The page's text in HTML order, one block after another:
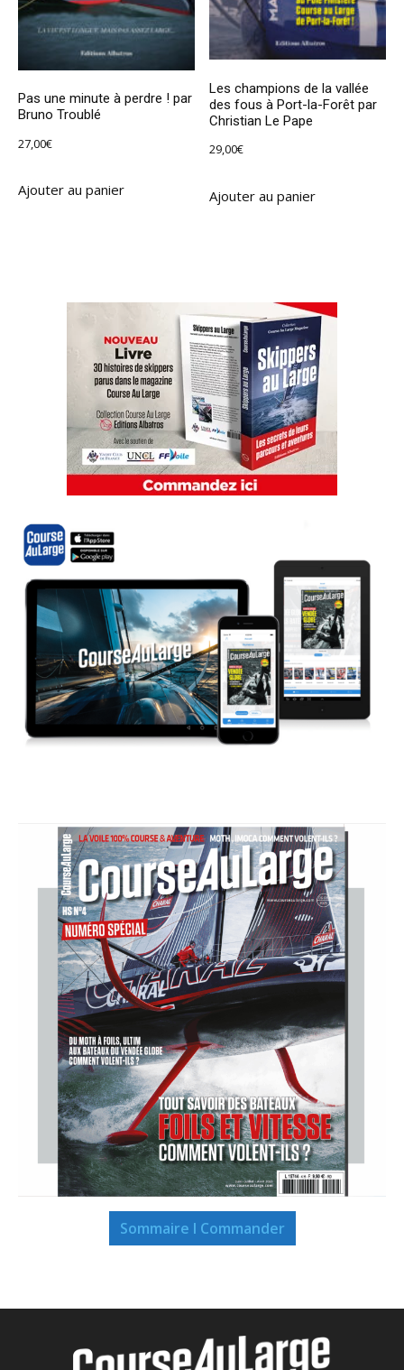
Pas une minute à perdre ! par
Bruno Troublé
27,00€
Ajouter au panier
Les champions de la vallée
des fous à Port-la-Forêt par
Christian Le Pape
29,00€
Ajouter au panier
Sommaire I Commander